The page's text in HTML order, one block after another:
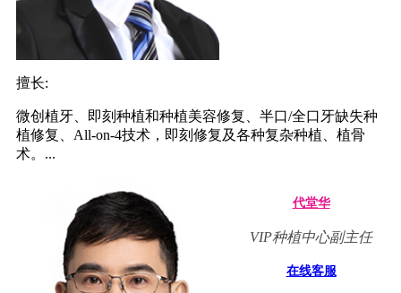
擅长:
微创植牙、即刻种植和种植美容修复、半口/全口牙缺失种
植修复、All-on-4技术，即刻修复及各种复杂种植、植骨
术。...
代堂华
VIP种植中心副主任
在线客服